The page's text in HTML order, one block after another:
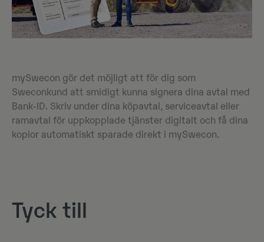
mySwecon gör det möjligt att för dig som
Sweconkund att smidigt kunna signera dina avtal med
Bank-ID. Skriv under dina köpavtal, serviceavtal eller
ramavtal för uppkopplade tjänster digitalt och få dina
kopior automatiskt sparade direkt i mySwecon.
Tyck till